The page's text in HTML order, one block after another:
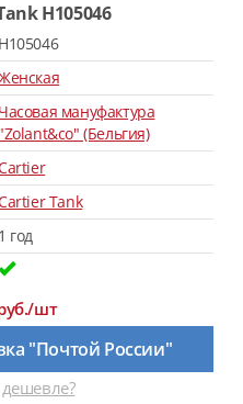
H105046
H105046
Часовая мануфактура
"Zolant&co" (Бельгия)
Tank
1 год
шт
"Почтой России"